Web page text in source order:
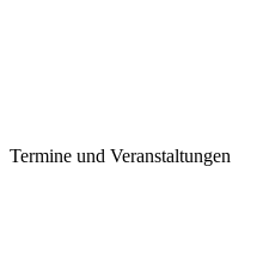
Termine und Veranstaltungen